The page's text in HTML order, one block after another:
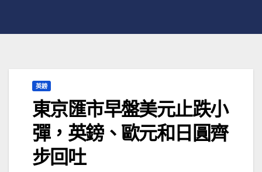
英鎊
東京匯市早盤美元止跌小
彈，英鎊、歐元和日圓齊
步回吐